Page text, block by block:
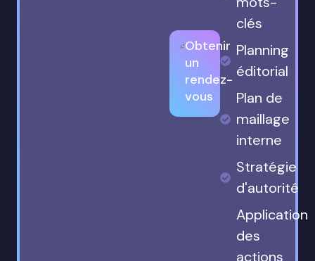
Obtenir
un
rendez-
vous
clés
Planning
éditorial
Plan de
maillage
interne
Stratégie
d'autorité
Application
des
actions